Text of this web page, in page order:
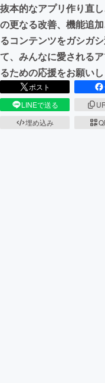
CAMPFIREふ
抜本的なアプリ作り直
の更なる改善、機能追
るコンテンツをガシガ
て、みんなに愛される
るための応援をお願いし
ポスト
LINEで送る
埋め込み